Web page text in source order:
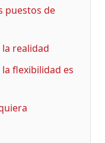
puestos de
realidad
flexibilidad es